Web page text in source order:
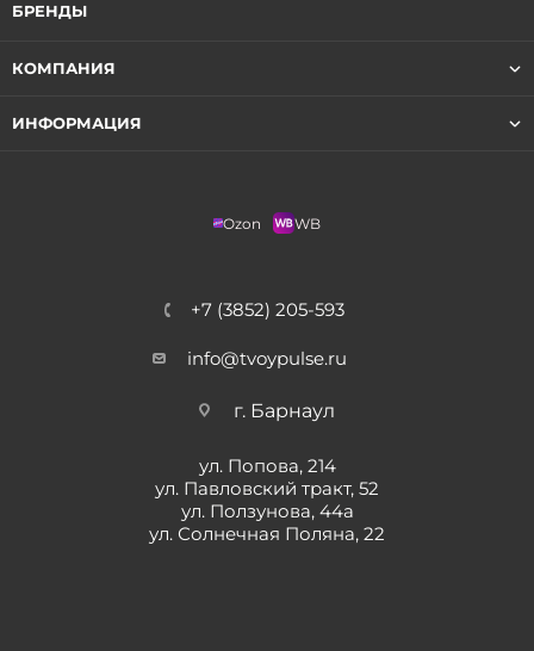
БРЕНДЫ
КОМПАНИЯ
ИНФОРМАЦИЯ
Ozon WB
+7 (3852) 205-593
info@tvoypulse.ru
г. Барнаул
ул. Попова, 214
ул. Павловский тракт, 52
ул. Ползунова, 44а
ул. Солнечная Поляна, 22